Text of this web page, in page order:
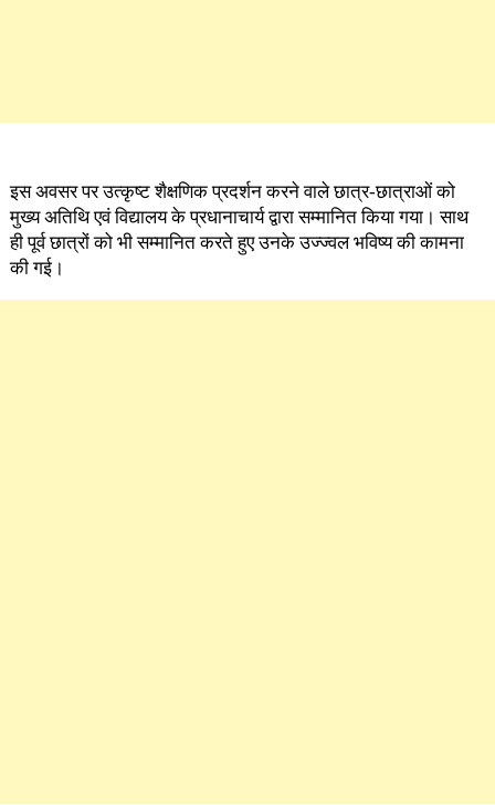
इस अवसर पर उत्कृष्ट शैक्षणिक प्रदर्शन करने वाले छात्र-छात्राओं को
मुख्य अतिथि एवं विद्यालय के प्रधानाचार्य द्वारा सम्मानित किया गया। साथ
ही पूर्व छात्रों को भी सम्मानित करते हुए उनके उज्ज्वल भविष्य की कामना
की गई।